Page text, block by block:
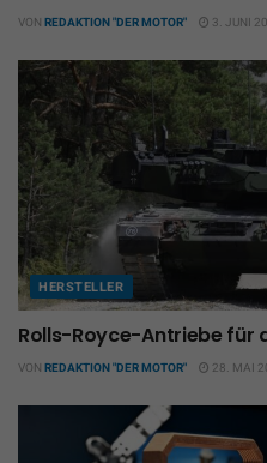
VON REDAKTION "DER MOTOR" 3. JUNI
HERSTELLER
Rolls-Royce-Antriebe für
VON REDAKTION "DER MOTOR" 28. MAI